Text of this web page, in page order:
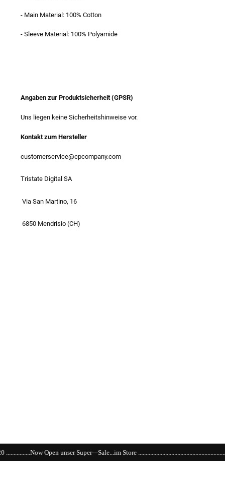
- Main Material: 100% Cotton
- Sleeve Material: 100% Polyamide
Angaben zur Produktsicherheit (GPSR)
Uns liegen keine Sicherheitshinweise vor.
Kontakt zum Hersteller
customerservice@cpcompany.com
Tristate Digital SA
Via San Martino, 16
6850 Mendrisio (CH)
unser Super---Sale...im Store